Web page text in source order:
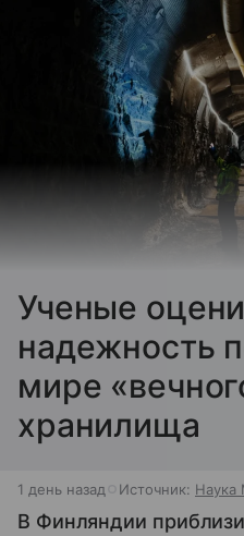
Ученые
надежность
мире
хранилища
1 день назад Источник: Наука
В Финляндии